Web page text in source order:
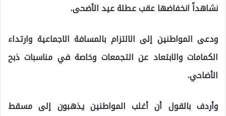
نشاهداً انخفاضها عقب عطلة عيد الأضحى.
ودعى المواطنين إلى الالتزام بالمسافة الاجماعية وارتداء
الكمامات والابتعاد عن التجمعات وخاصة في مناسبات ذبح
الأضاحي.
وأردف بالقول أن أغلب المواطنين يذهبون إلى مسقط